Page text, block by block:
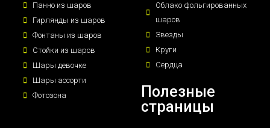
Панно из шаров
Гирлянды из шаров
Фонтаны из шаров
Стойки из шаров
Шары девочке
Шары ассорти
Фотозона
Облако фольгированных
шаров
Звезды
Круги
Сердца
Полезные
страницы